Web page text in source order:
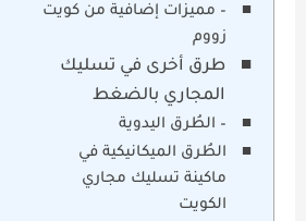
– مميزات إضافية من كويت
زووم
طرق أخرى في تسليك
المجاري بالضغط
– الطُرق اليدوية
الطُرق الميكانيكية في
ماكينة تسليك مجاري
الكويت